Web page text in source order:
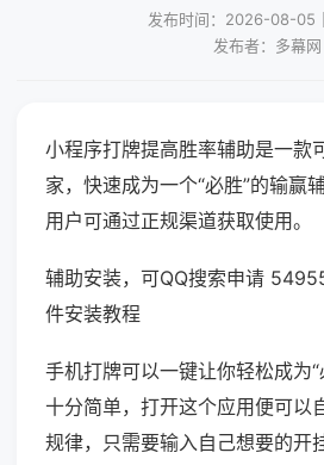
发布时间：2026-08-05
发布者：多幕网
小程序打牌提高胜率辅助是一款
家，快速成为一个“必胜”的输赢
用户可通过正规渠道获取使用。
辅助安装，可QQ搜索申请
件安装教程
手机打牌可以一键让你轻松成为
十分简单，打开这个应用便可以
规律，只需要输入自己想要的开